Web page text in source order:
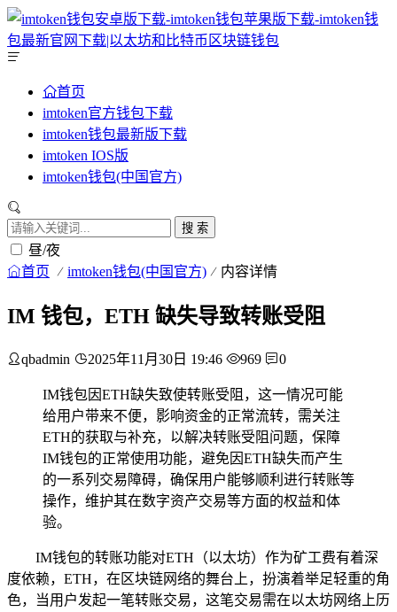
首页
imtoken官方钱包下载
imtoken钱包最新版下载
imtoken IOS版
imtoken钱包(中国官方)
搜 索
昼/夜
首页 imtoken钱包(中国官方) 内容详情
IM 钱包，ETH 缺失导致转账受阻
qbadmin 2025年11月30日 19:46 969 0
IM钱包因ETH缺失致使转账受阻，这一情况可能
给用户带来不便，影响资金的正常流转，需关注
ETH的获取与补充，以解决转账受阻问题，保障
IM钱包的正常使用功能，避免因ETH缺失而产生
的一系列交易障碍，确保用户能够顺利进行转账等
操作，维护其在数字资产交易等方面的权益和体
验。
IM钱包的转账功能对ETH（以太坊）作为矿工费有着深
度依赖，ETH，在区块链网络的舞台上，扮演着举足轻重的角
色，当用户发起一笔转账交易，这笔交易需在以太坊网络上历